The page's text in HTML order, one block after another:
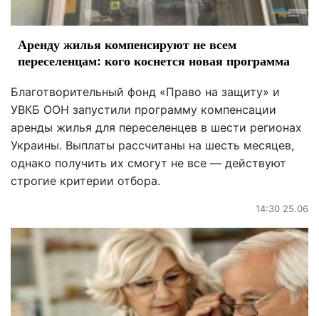
Аренду жилья компенсируют не всем
переселенцам: кого коснется новая программа
Благотворительный фонд «Право на защиту» и
УВКБ ООН запустили программу компенсации
аренды жилья для переселенцев в шести регионах
Украины. Выплаты рассчитаны на шесть месяцев,
однако получить их смогут не все — действуют
строгие критерии отбора.
14:30 25.06